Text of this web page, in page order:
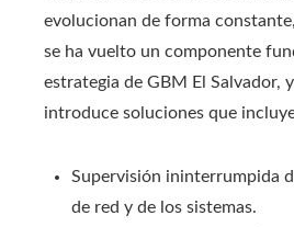
evolucionan de forma
se ha vuelto un componente
estrategia de GBM El Salvador,
introduce soluciones que
Supervisión ininterrumpida
de red y de los sistemas.